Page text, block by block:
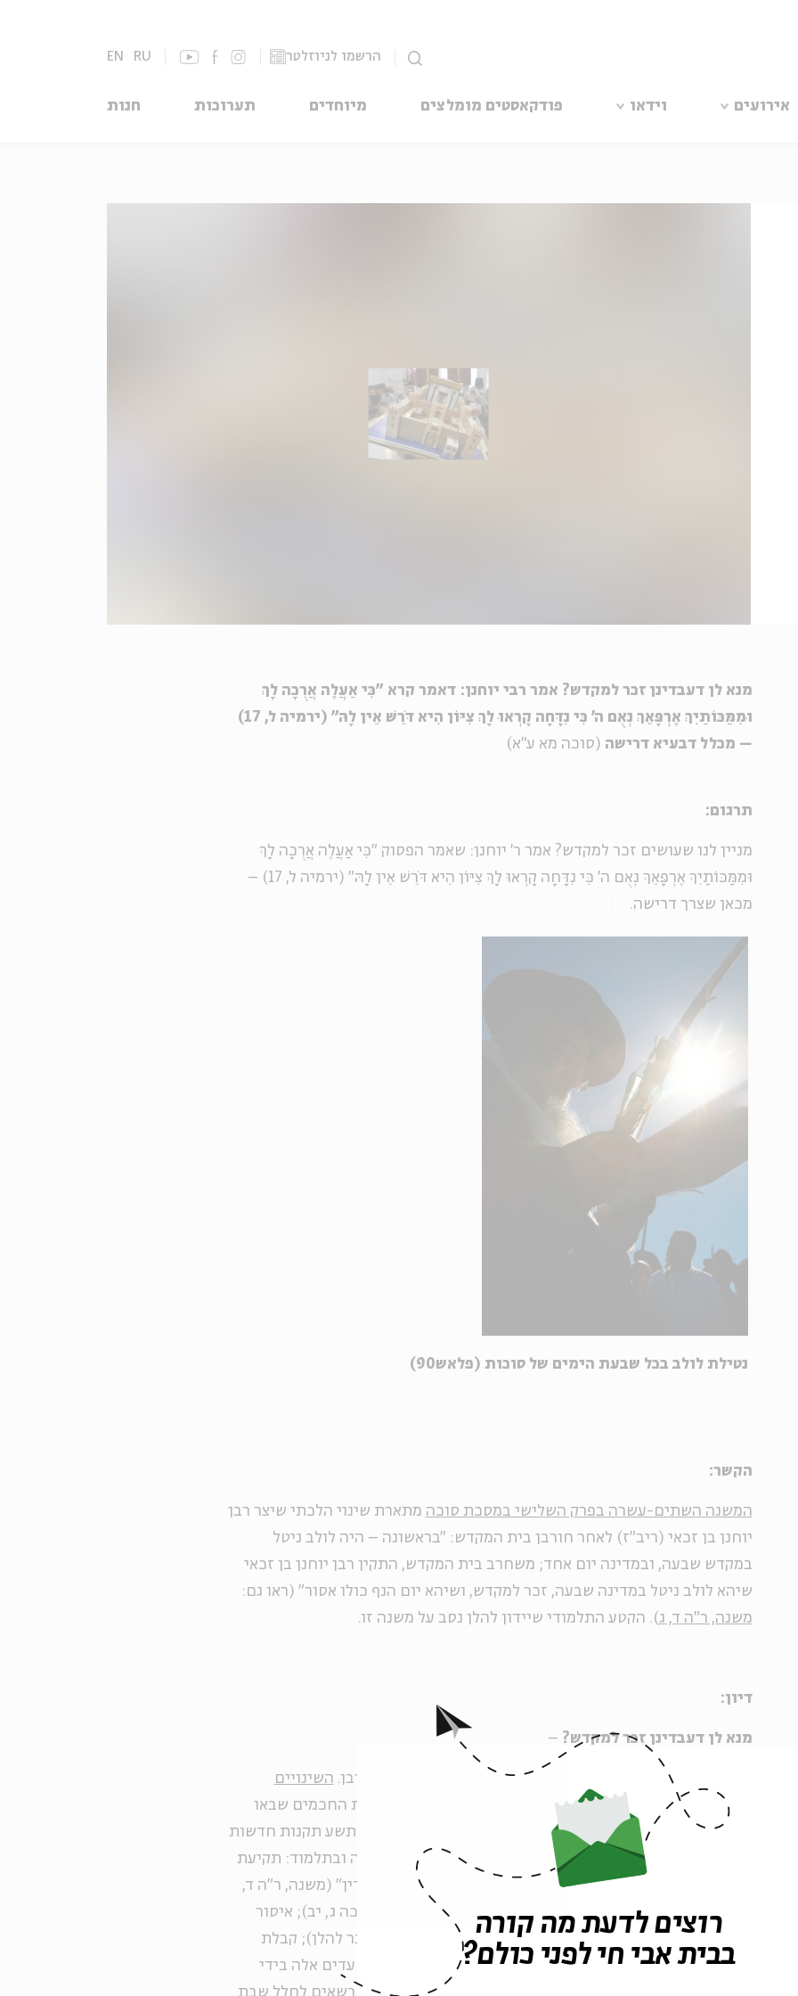
הרשמו לניוזלטר EN RU
אירועים וידאו פודקאסטים מומלצים מיוחדים תערוכות חנות
מנא לן דעבדינן זכר למקדש? אמר רבי יוחנן: דאמר קרא "כִּי אַעֲלֶה אֲרֻכָה לָךְ
וּמִמַּכּוֹתַיִךְ אֶרְפָּאֵךְ נְאֻם ה' כִּי נִדָּחָה קָרְאוּ לָךְ צִיּוֹן הִיא דֹּרֵשׁ אֵין לָהּ" (ירמיה ל, 17)
– מכלל דבעיא דרישה (סוכה מא ע"א)
תרגום:
מניין לנו שעושים זכר למקדש? אמר ר' יוחנן: שאמר הפסוק "כִּי אַעֲלֶה אֲרֻכָה לָךְ
וּמִמַּכּוֹתַיִךְ אֶרְפָּאֵךְ נְאֻם ה' כִּי נִדָּחָה קָרְאוּ לָךְ צִיּוֹן הִיא דֹּרֵשׁ אֵין לָהּ" (ירמיה ל, 17) –
מכאן שצרך דרישה.
נטילת לולב בכל שבעת הימים של סוכות (פלאש90)
הקשר:
המשנה השתים-עשרה בפרק השלישי במסכת סוכה מתארת שינוי הלכתי שיצר רבן
יוחנן בן זכאי (ריב"ז) לאחר חורבן בית המקדש: "בראשונה – היה לולב ניטל
במקדש שבעה, ובמדינה יום אחד; משחרב בית המקדש, התקין רבן יוחנן בן זכאי
שיהא לולב ניטל במדינה שבעה, זכר למקדש, ושיהא יום הנף כולו אסור" (ראו גם:
משנה, ר"ה ד, ג). הקטע התלמודי שיידון להלן נסב על משנה זו.
דיון:
מנא לן דעבדינן זכר למקדש? –
ריב"ז נתפס בספרות חז"ל כמנהיג הדתי בתקופה שלאחר החורבן. השינויים
הדרסטיים במציאות
הדתית בתקופה זו חייבו, לשיטתו ולשיטת החכמים שבאו
אחריו, שינויים דרסטיים בהלכה. התלמוד מציין כי
תשע תקנות חדשות
(בבלי, ר"ה לא ע"ב). שמונה מן התקנות מובאות במפורש במשנה ובתלמוד: תקיעת
שופר בראש השנה שחל להיות בשבת "בכל מקום שיש בו בית דין" (משנה, ר"ה ד,
א); נטילת לולב בכל שבעת ימי חג הסוכות (משנה, ר"ה ד, ג; סוכה ג, יב); איסור
אכילת תבואה חדשה אף ביום הנפת העומר (שם, שם וראו הסבר להלן); קבלת
עדים לראשית החודש במשך כל היום (משנה, ר"ה ד, ד); קבלת עדים אלה בידי
"הועד", אף בלא נוכחות ראש בית הדין (שם, שם); עדי החודש רשאים לחלל שבת
רוצים לדעת מה קורה
בבית אבי חי לפני כולם?